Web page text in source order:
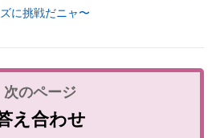
に挑戦だニャ〜
え合わせ